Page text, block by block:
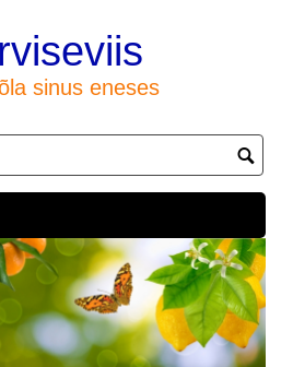
sinus eneses